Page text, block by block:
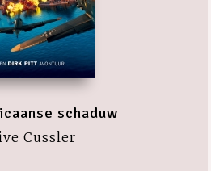
schaduw
Cussler